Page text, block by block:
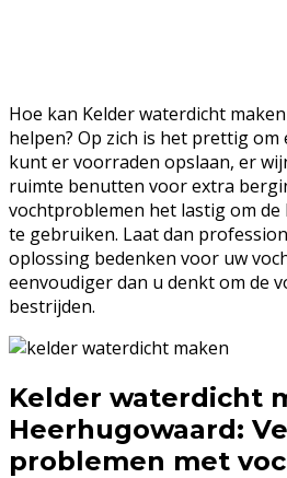
Hoe kan Kelder waterdicht
helpen? Op zich is het prettig om
kunt er voorraden opslaan, er
ruimte benutten voor extra
vochtproblemen het lastig om
te gebruiken. Laat dan
oplossing bedenken voor uw
eenvoudiger dan u denkt om de
bestrijden.
Kelder waterdicht
Heerhugowaard:
problemen met